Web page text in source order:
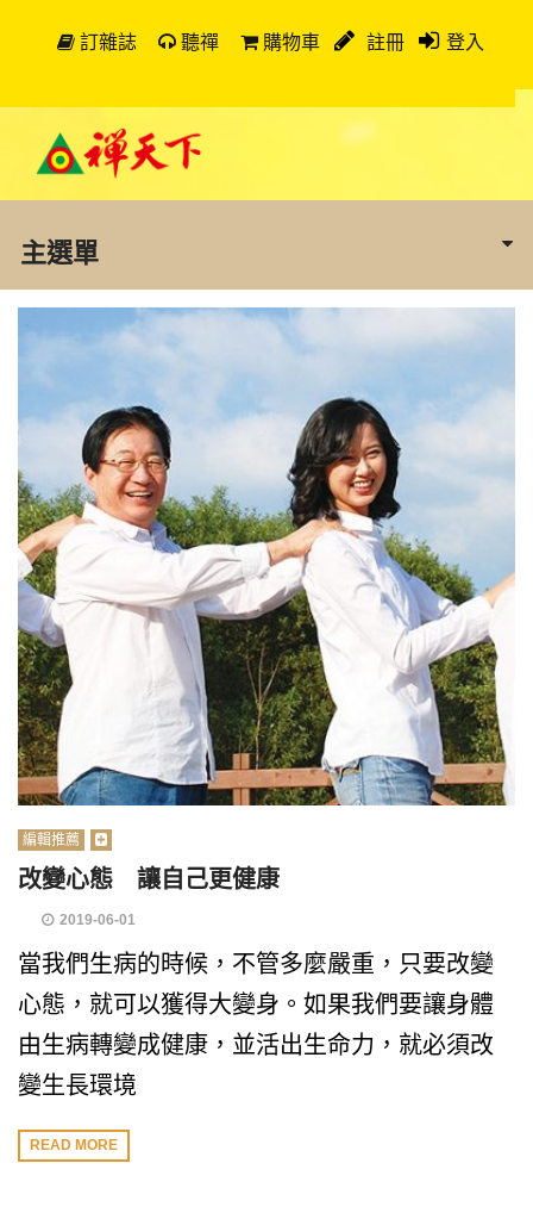
訂雜誌 聽禪 購物車 註冊 登入
主選單
編輯推薦
改變心態 讓自己更健康
2019-06-01
當我們生病的時候，不管多麼嚴重，只要改變
心態，就可以獲得大變身。如果我們要讓身體
由生病轉變成健康，並活出生命力，就必須改
變生長環境
READ MORE